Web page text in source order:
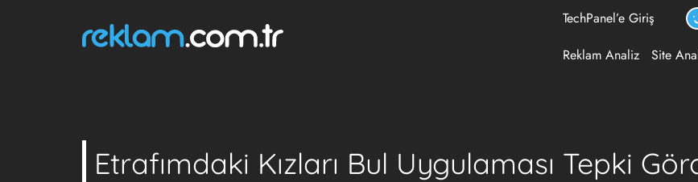
TechPanel’e Giriş
Reklam Analiz Site
Etrafımdaki Kızları Bul Uygulaması Tepki